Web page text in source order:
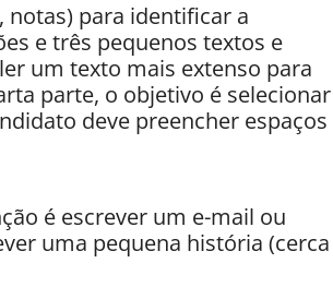
para identificar a
e três pequenos textos e
um texto mais extenso para
parte, o objetivo é selecionar
deve preencher espaços
é escrever um e-mail ou
uma pequena história (cerca